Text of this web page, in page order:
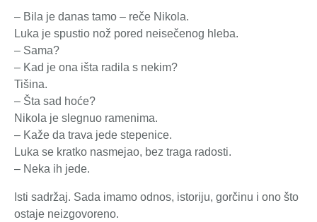
– Bila je danas tamo – reče Nikola.
Luka je spustio nož pored neisečenog hleba.
– Sama?
– Kad je ona išta radila s nekim?
Tišina.
– Šta sad hoće?
Nikola je slegnuo ramenima.
– Kaže da trava jede stepenice.
Luka se kratko nasmejao, bez traga radosti.
– Neka ih jede.
Isti sadržaj. Sada imamo odnos, istoriju, gorčinu i ono što
ostaje neizgovoreno.